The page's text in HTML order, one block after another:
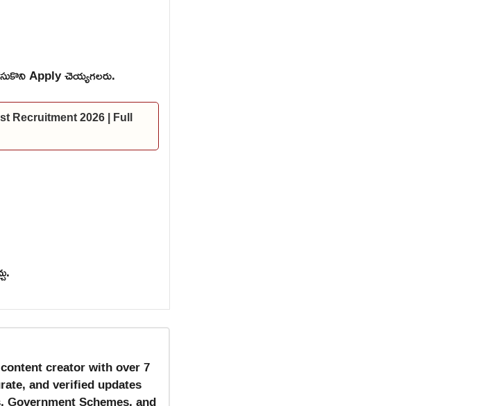
Apply చెయ్యగలరు.
Recruitment 2026 | Full
creator with over 7
and verified updates